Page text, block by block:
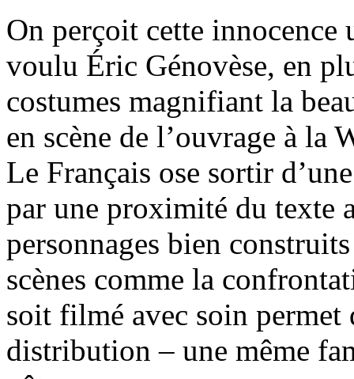
On perçoit cette innocence
voulu Éric Génovèse, en
costumes magnifiant la
en scène de l’ouvrage à la
Le Français ose sortir
par une proximité du texte
personnages bien
scènes comme la
soit filmé avec soin permet
distribution – une même